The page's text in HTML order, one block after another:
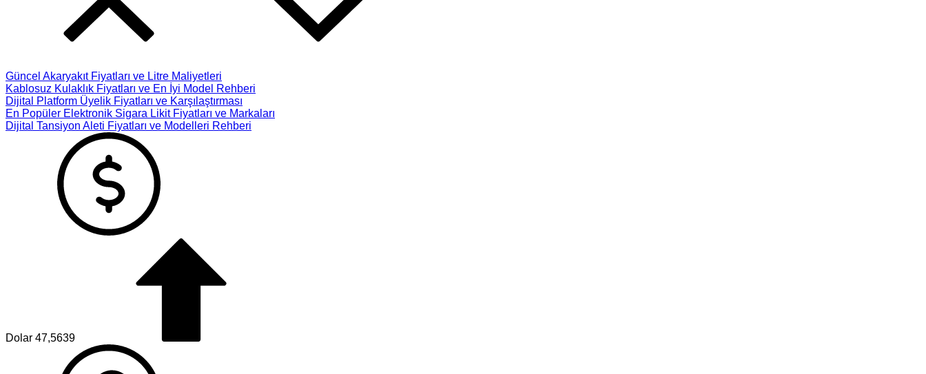
Güncel Akaryakıt Fiyatları ve Litre Maliyetleri
Kablosuz Kulaklık Fiyatları ve En İyi Model Rehberi
Dijital Platform Üyelik Fiyatları ve Karşılaştırması
En Popüler Elektronik Sigara Likit Fiyatları ve Markaları
Dijital Tansiyon Aleti Fiyatları ve Modelleri Rehberi
Dolar 47,5639